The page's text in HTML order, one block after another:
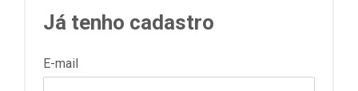
Já tenho cadastro
E-mail